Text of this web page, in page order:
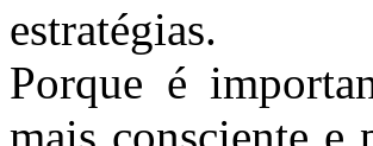
estratégias.
Porque é